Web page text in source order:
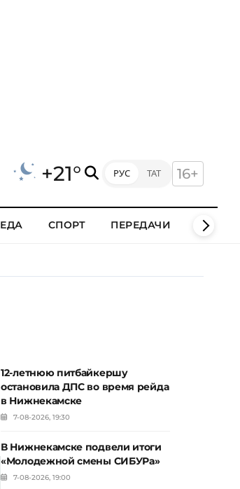
+21° РУС ТАТ 16+
СПОРТ ПЕРЕДАЧИ КЛИПЫ
12-летнюю питбайкершу
остановила ДПС во время рейда
в Нижнекамске
7-08-2026, 19:30
В Нижнекамске подвели итоги
«Молодежной смены СИБУРа»
7-08-2026, 19:00